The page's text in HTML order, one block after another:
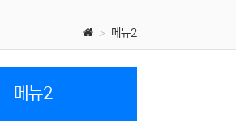
메뉴2
메뉴2